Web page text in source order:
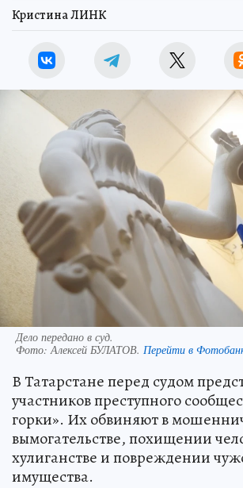
Кристина ЛИНК
Дело передано в суд.
Фото:Алексей БУЛАТОВ. Перейти в
В Татарстане перед судом
участников преступного
горки». Их обвиняют в
вымогательстве, похищении
хулиганстве и повреждении
имущества.